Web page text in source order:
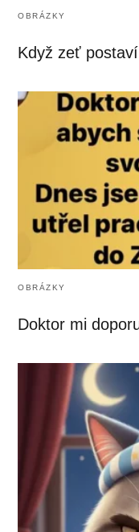
OBRÁZKY
Když zeť
OBRÁZKY
Doktor mi